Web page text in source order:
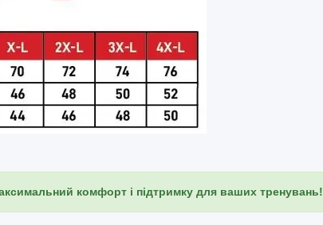
комфорт і підтримку для ваших тренувань!